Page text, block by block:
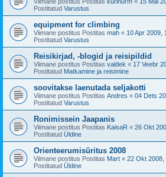
Postitatud Varustus
equipment for climbing
Viimane postitus Postitas mah « 10 Apr 2009,
Postitatud Varustus
Reisikirjad, -blogid ja reisipildid
Viimane postitus Postitas valdek « 17 Veebr
Postitatud Matkamine ja reisimine
soovitakse laenutada seljakotti
Viimane postitus Postitas Andres « 04 Dets
Postitatud Varustus
Ronimissein Jaapanis
Viimane postitus Postitas KaisaR « 26 Okt
Postitatud Üldine
Orienteerumisüritus 2008
Viimane postitus Postitas Mart « 22 Okt 2008,
Postitatud Üldine